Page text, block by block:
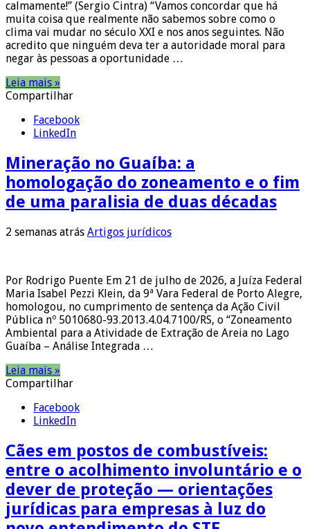
calmamente!” (Sergio Cintra) “Vamos concordar que há
muita coisa que realmente não sabemos sobre como o
clima vai mudar no século XXI e nos anos seguintes. Não
acredito que ninguém deva ter a autoridade moral para
negar às pessoas a oportunidade …
Leia mais »
Compartilhar
Facebook
LinkedIn
Mineração no Guaíba: a
homologação do zoneamento e o fim
de uma paralisia de duas décadas
2 semanas atrás Artigos jurídicos
Por Rodrigo Puente Em 21 de julho de 2026, a Juíza Federal
Maria Isabel Pezzi Klein, da 9ª Vara Federal de Porto Alegre,
homologou, no cumprimento de sentença da Ação Civil
Pública nº 5010680-93.2013.4.04.7100/RS, o “Zoneamento
Ambiental para a Atividade de Extração de Areia no Lago
Guaíba – Análise Integrada …
Leia mais »
Compartilhar
Facebook
LinkedIn
Cães em postos de combustíveis:
entre o acolhimento involuntário e o
dever de proteção — orientações
jurídicas para empresas à luz do